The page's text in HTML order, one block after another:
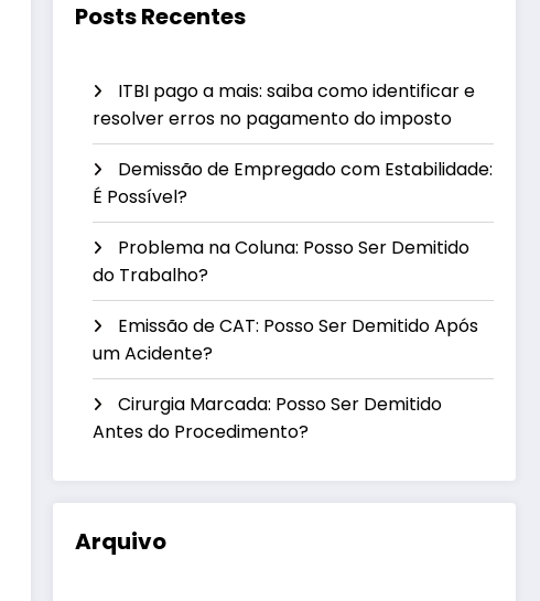
Posts Recentes
ITBI pago a mais: saiba como identificar e
resolver erros no pagamento do imposto
Demissão de Empregado com Estabilidade:
É Possível?
Problema na Coluna: Posso Ser Demitido
do Trabalho?
Emissão de CAT: Posso Ser Demitido Após
um Acidente?
Cirurgia Marcada: Posso Ser Demitido
Antes do Procedimento?
Arquivo